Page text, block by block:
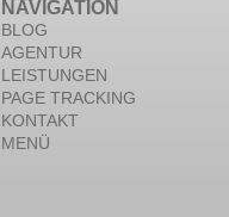
NAVIGATION
BLOG
AGENTUR
LEISTUNGEN
PAGE TRACKING
KONTAKT
MENÜ